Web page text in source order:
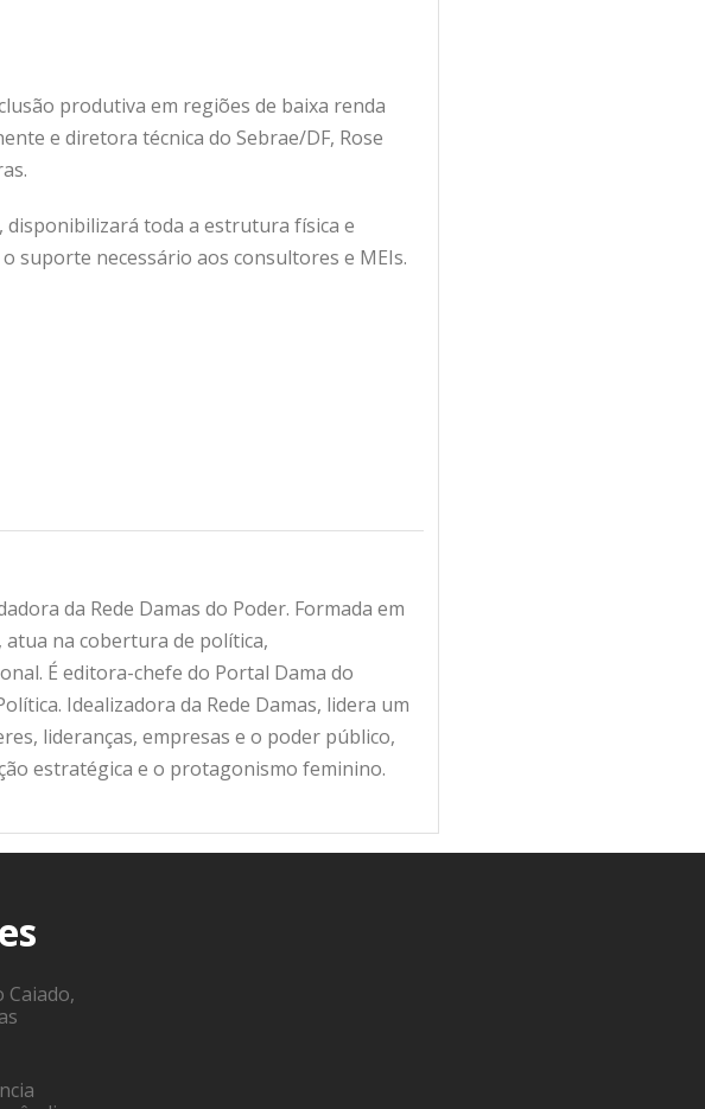
produtiva em regiões de baixa renda
e diretora técnica do Sebrae/DF, Rose
disponibilizará toda a estrutura física e
suporte necessário aos consultores e MEIs.
da Rede Damas do Poder. Formada em
atua na cobertura de política,
É editora-chefe do Portal Dama do
Idealizadora da Rede Damas, lidera um
lideranças, empresas e o poder público,
estratégica e o protagonismo feminino.
Caiado,